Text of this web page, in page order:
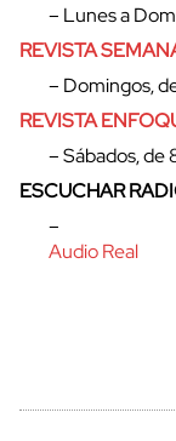
– Lunes a
REVISTA
– Domingos,
REVISTA
– Sábados,
ESCUCHAR
–
Audio Real